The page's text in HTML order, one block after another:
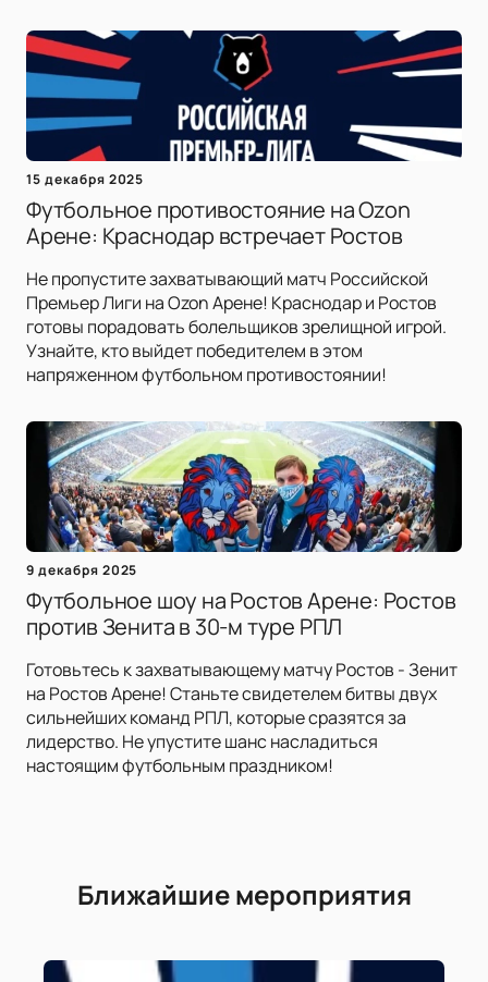
15 декабря 2025
Футбольное противостояние на Ozon
Арене: Краснодар встречает Ростов
Не пропустите захватывающий матч Российской
Премьер Лиги на Ozon Арене! Краснодар и Ростов
готовы порадовать болельщиков зрелищной игрой.
Узнайте, кто выйдет победителем в этом
напряженном футбольном противостоянии!
9 декабря 2025
Футбольное шоу на Ростов Арене: Ростов
против Зенита в 30-м туре РПЛ
Готовьтесь к захватывающему матчу Ростов - Зенит
на Ростов Арене! Станьте свидетелем битвы двух
сильнейших команд РПЛ, которые сразятся за
лидерство. Не упустите шанс насладиться
настоящим футбольным праздником!
Ближайшие мероприятия